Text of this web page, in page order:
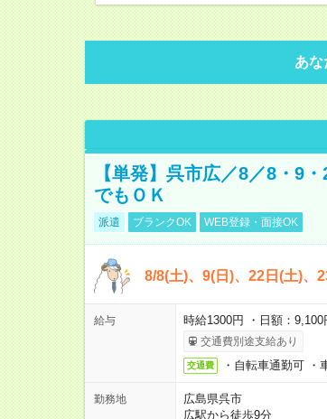
あな
【単発】呉市広／8／8・9
でもＯＫ
派遣 ブランクOK WEB登録・面接OK
8/8(土)、9(日)、22日(土)、
給与 時給1300円 ・日額：9,100
交通費別途支給あり
交通費 ・自転車通勤可 ・
勤務地
広島県呉市
広駅から徒歩9分